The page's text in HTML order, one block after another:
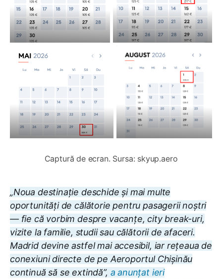
Captură de ecran. Sursa: skyup.aero
„Noua destinație deschide și mai multe
oportunități de călătorie pentru pasagerii noștri
— fie că vorbim despre vacanțe, city break-uri,
vizite la familie, studii sau călătorii de afaceri.
Madrid devine astfel mai accesibil, iar rețeaua de
conexiuni directe de pe Aeroportul Chișinău
continuă să se extindă”, a anunțat ieri